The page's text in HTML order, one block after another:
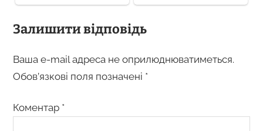
Залишити відповідь
Ваша e-mail адреса не оприлюднюватиметься.
Обов’язкові поля позначені *
Коментар *